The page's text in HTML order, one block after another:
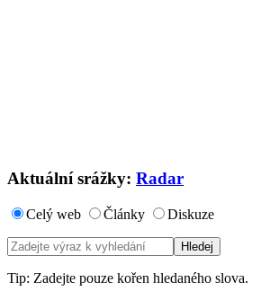
Aktuální srážky: Radar
Celý web Články Diskuze
Tip: Zadejte pouze kořen hledaného slova.